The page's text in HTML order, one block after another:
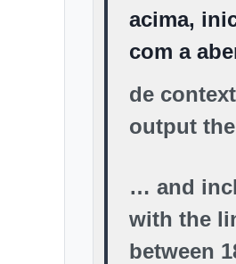
acima,
com a
de
output
… and
with the
between